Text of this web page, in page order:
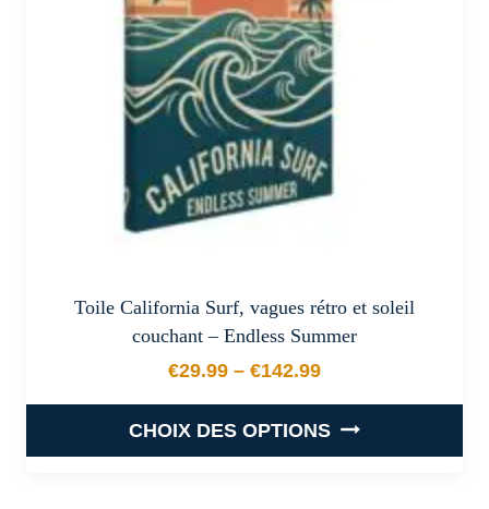
être
choisies
sur
la
page
du
produit
Toile California Surf, vagues rétro et soleil
couchant – Endless Summer
€29.99 – €142.99
Plage de prix : €29.99 à
CHOIX DES OPTIONS